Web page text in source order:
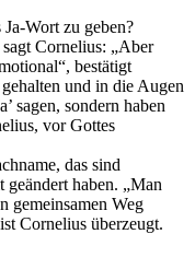
Wort zu geben?
Cornelius: „Aber
bestätigt
und in die Augen
sagen, sondern haben
vor Gottes
das sind
haben. „Man
gemeinsamen Weg
Cornelius überzeugt.